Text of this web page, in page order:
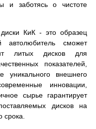
и заботясь о чистоте
КиК - это образец
автолюбитель сможет
литых дисков для
показателей,
уникального внешнего
инновации,
сырье гарантирует
дисков на
срока.